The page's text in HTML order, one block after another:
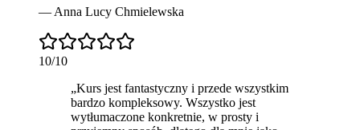
— Anna Lucy Chmielewska
10/10
„Kurs jest fantastyczny i przede wszystkim
bardzo kompleksowy. Wszystko jest
wytłumaczone konkretnie, w prosty i